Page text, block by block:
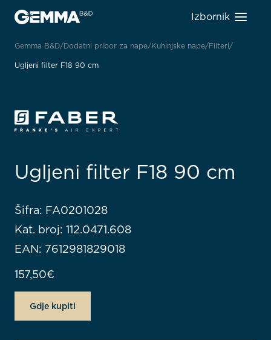
Izbornik
Gemma B&D Dodatni pribor za nape Kuhinjske nape Filteri
Ugljeni filter F18 90 cm
Ugljeni filter F18 90 cm
Šifra: FA0201028
Kat. broj: 112.0471.608
EAN: 7612981829018
157,50€
Gdje kupiti